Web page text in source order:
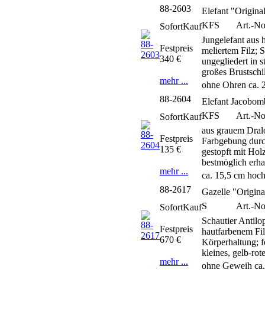
88-2603
Elefant
KFS
Art.-
Jungelefant aus
meliertem Filz;
ungegliedert in
großes
ohne Ohren ca.
SofortKauf
Festpreis
340 €
mehr ...
88-2604
Elefant
KFS
Art.-
aus grauem
Farbgebung
gestopft mit
bestmöglich
ca. 15,5 cm
SofortKauf
Festpreis
135 €
mehr ...
88-2617
Gazelle
S
Art.-
Schautier
hautfarbenem
Körperhaltung;
kleines, gelb-
ohne Geweih
SofortKauf
Festpreis
670 €
mehr ...